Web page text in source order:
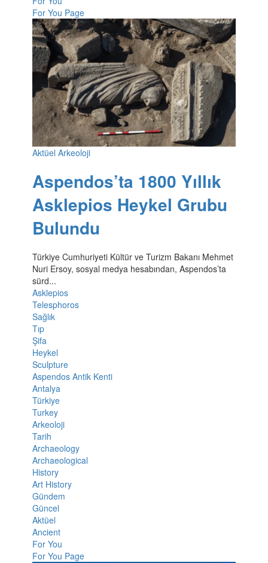
For You Page
Aktüel Arkeoloji
Aspendos’ta 1800 Yıllık
Asklepios Heykel Grubu
Bulundu
Türkiye Cumhuriyeti Kültür ve Turizm Bakanı Mehmet
Nuri Ersoy, sosyal medya hesabından, Aspendos’ta
sürd...
Asklepios
Telesphoros
Sağlık
Tıp
Şifa
Heykel
Sculpture
Aspendos Antik Kenti
Antalya
Türkiye
Turkey
Arkeoloji
Tarih
Archaeology
Archaeological
History
Art History
Gündem
Güncel
Aktüel
Ancient
For You
For You Page